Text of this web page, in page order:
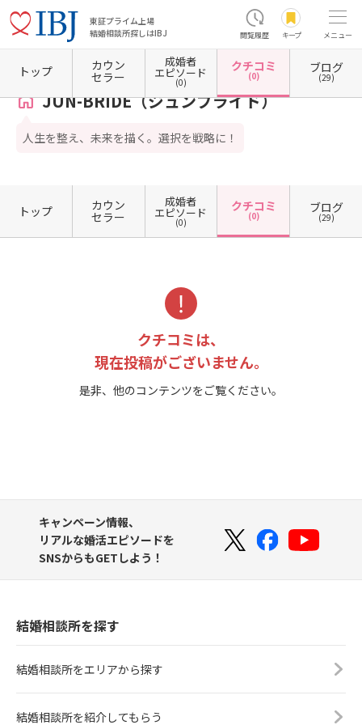
東証プライム上場
結婚相談所探しはIBJ
閲覧履歴 キープ メニュー
ホーム 神奈川県の結婚相談所 神奈川県鎌倉市 JUN-BRIDE（ジュンブライド） クチコ
JUN-BRIDE（ジュンブライド）
人生を整え、未来を描く。選択を戦略に！
トップ カウン
セラー
成婚者
エピソード
(0)
クチコミ
(0)
ブログ
(29)
トップ カウン
セラー
成婚者
エピソード
(0)
クチコミ
(0)
ブログ
(29)
クチコミは、
現在投稿がございません。
是非、他のコンテンツをご覧ください。
キャンペーン情報、
リアルな婚活エピソードを
SNSからもGETしよう！
結婚相談所を探す
結婚相談所をエリアから探す
結婚相談所を紹介してもらう